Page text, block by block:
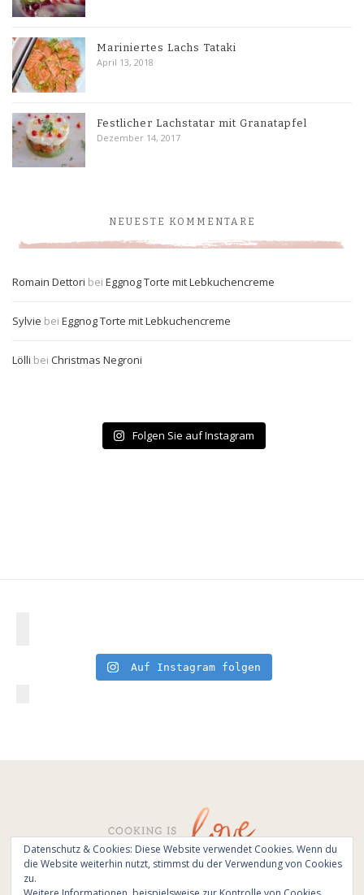
Mariniertes Lachs Tataki
April 13, 2018
Festlicher Lachstatar mit Granatapfel
Dezember 14, 2017
NEUESTE KOMMENTARE
Romain Dettori bei Eggnog Torte mit Lebkuchencreme
Sylvie bei Eggnog Torte mit Lebkuchencreme
Lölli bei Christmas Negroni
Folgen Sie auf Instagram
Auf Instagram folgen
© All Rights Reserved - Cooking is love 2017.
Datenschutz & Cookies: Diese Website verwendet Cookies. Wenn du
die Website weiterhin nutzt, stimmst du der Verwendung von Cookies
zu.